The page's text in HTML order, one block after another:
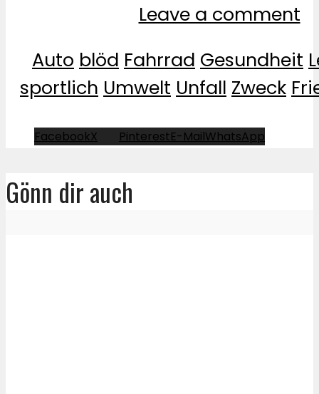
Leave a comment
Auto blöd Fahrrad Gesundheit
sportlich Umwelt Unfall Zweck
FacebookX PinterestE-MailWhatsApp
Gönn dir auch